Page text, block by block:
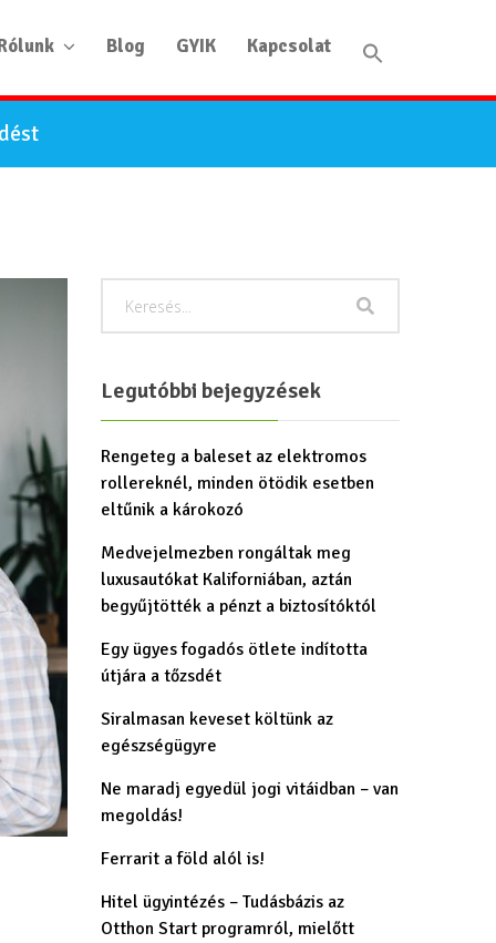
Blog GYIK Kapcsolat
Legutóbbi bejegyzések
Rengeteg a baleset az elektromos
rollereknél, minden ötödik esetben
eltűnik a károkozó
Medvejelmezben rongáltak meg
luxusautókat Kaliforniában, aztán
begyűjtötték a pénzt a biztosítóktól
Egy ügyes fogadós ötlete indította
útjára a tőzsdét
Siralmasan keveset költünk az
egészségügyre
Ne maradj egyedül jogi vitáidban – van
megoldás!
Ferrarit a föld alól is!
Hitel ügyintézés – Tudásbázis az
Otthon Start programról, mielőtt